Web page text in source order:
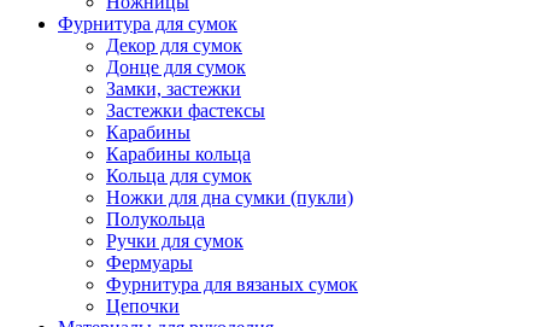
Фурнитура для сумок
Декор для сумок
Донце для сумок
Замки, застежки
Застежки фастексы
Карабины
Карабины кольца
Кольца для сумок
Ножки для дна сумки (пукли)
Полукольца
Ручки для сумок
Фермуары
Фурнитура для вязаных сумок
Цепочки